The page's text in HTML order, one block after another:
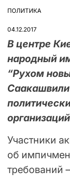
ОПУБЛІКУВАТИ
ПОЛИТИКА
04.12.2017
В центре
народный
“Рухом
Участники
об
требований